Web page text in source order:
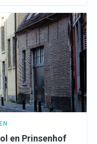
en Prinsenhof